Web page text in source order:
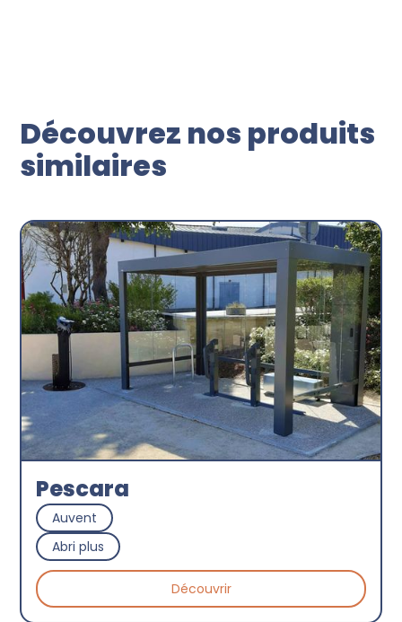
Découvrez nos produits
similaires
Pescara
Auvent
Abri plus
Découvrir